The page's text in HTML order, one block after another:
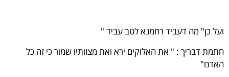
ועל כן" מה דעביד רחמנא לטב עביד "
חתמת דבריך : " את האלוקים ירא ואת מצוותיו שמור כי זה כל
האדם"